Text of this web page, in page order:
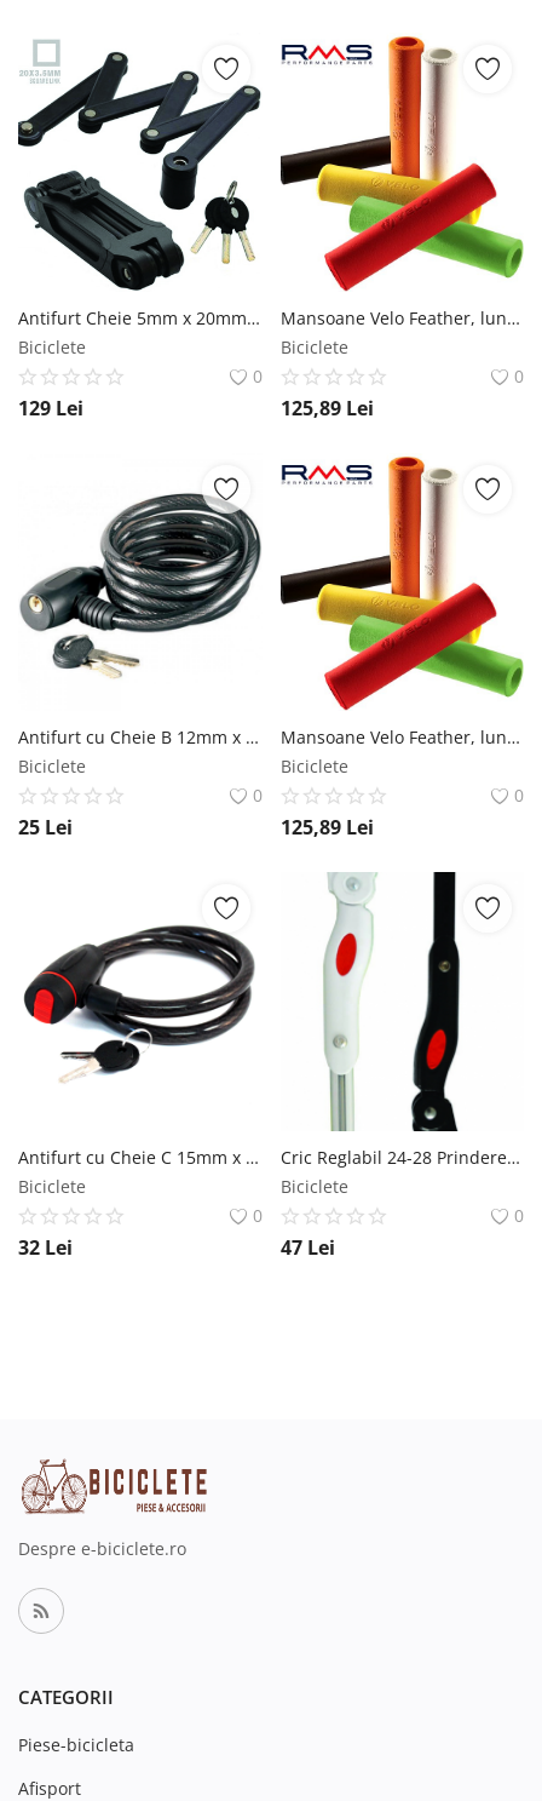
Antifurt Cheie 5mm x 20mm x 100mm Negru Syncromate
Biciclete
0
129 Lei
Mansoane Velo Feather, lungime 130mm, O32mm, culoare albastru Velo
Biciclete
0
125,89 Lei
Antifurt cu Cheie B 12mm x 6,3mm x 120cm MX Biciclete
Biciclete
0
25 Lei
Mansoane Velo Feather, lungime 130mm, O32mm, culoare negru Velo
Biciclete
0
125,89 Lei
Antifurt cu Cheie C 15mm x 7mm x 150cm MX Biciclete
Biciclete
0
32 Lei
Cric Reglabil 24-28 Prindere Laterala Aluminiu Negru Syncromate
Biciclete
0
47 Lei
Despre e-biciclete.ro
CATEGORII
Piese-bicicleta
Afisport